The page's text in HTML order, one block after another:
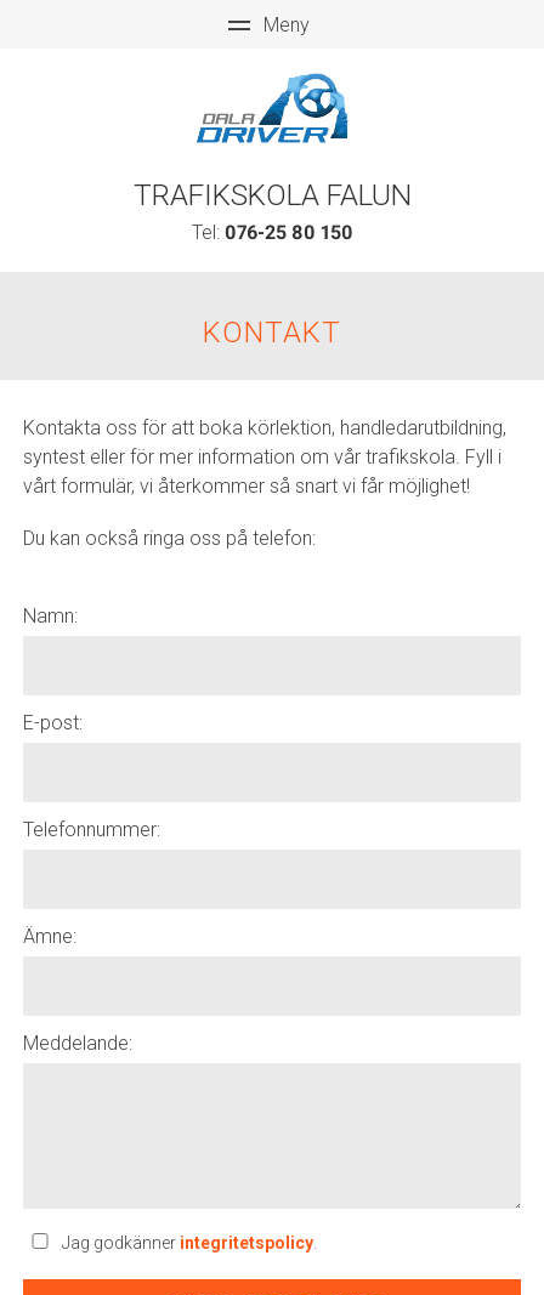
TRAFIKSKOLA FALUN
Tel: 076-25 80 150
KONTAKT
Kontakta oss för att boka körlektion, handledarutbildning,
syntest eller för mer information om vår trafikskola. Fyll i
vårt formulär, vi återkommer så snart vi får möjlighet!
Du kan också ringa oss på telefon:
Namn:
E-post:
Telefonnummer:
Ämne:
Meddelande:
Jag godkänner integritetspolicy.